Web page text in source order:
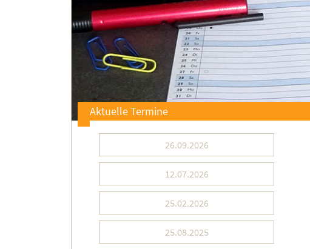
Aktuelle Termine
26.09.2026
12.07.2026
25.02.2026
25.08.2025